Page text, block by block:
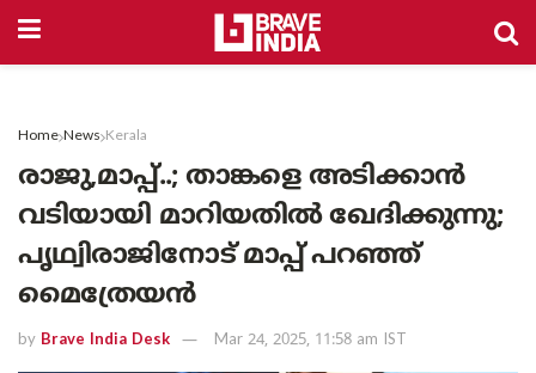
Home News Kerala
രാജു,മാപ്പ്..; താങ്കളെ അടിക്കാൻ
വടിയായി മാറിയതിൽ ഖേദിക്കുന്നു;
പൃഥ്വിരാജിനോട് മാപ്പ് പറഞ്ഞ്
മൈത്രേയൻ
by Brave India Desk Mar 24, 2025, 11:58 am IST